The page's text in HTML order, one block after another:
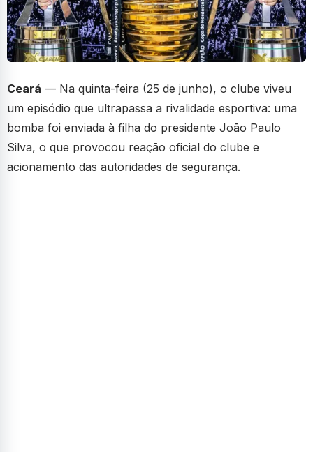
Ceará — Na quinta-feira (25 de junho), o clube viveu
um episódio que ultrapassa a rivalidade esportiva: uma
bomba foi enviada à filha do presidente João Paulo
Silva, o que provocou reação oficial do clube e
acionamento das autoridades de segurança.